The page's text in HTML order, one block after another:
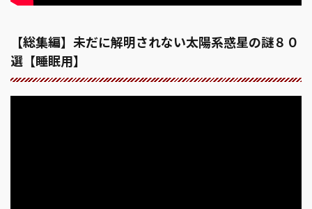
【総集編】未だに解明されない太陽系惑星の謎８０
選【睡眠用】